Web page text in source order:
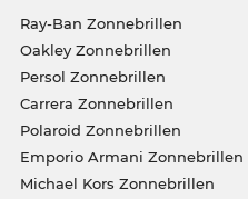
Ray-Ban Zonnebrillen
Oakley Zonnebrillen
Persol Zonnebrillen
Carrera Zonnebrillen
Polaroid Zonnebrillen
Emporio Armani Zonnebrillen
Michael Kors Zonnebrillen